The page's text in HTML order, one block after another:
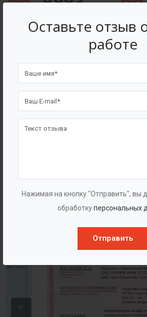
Оставьте отзыв
работе
Нажимая на кнопку "Отправить", вы
обработкуперсональных
Отправить
Счастливых клиентов